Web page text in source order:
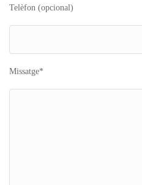
Telèfon (opcional)
Missatge*